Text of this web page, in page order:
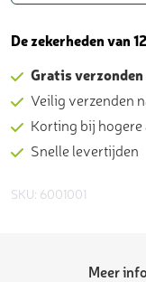
bedankjes
De zekerheden van
Gratis verzonden
Veilig verzenden
Korting bij hogere
Snelle levertijden
SKU: 6001001
Meer